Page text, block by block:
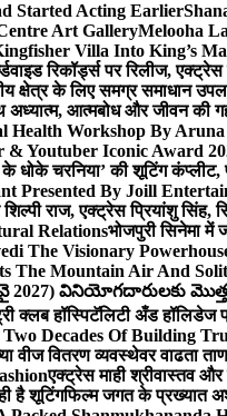
Started Acting Earlier
Art GalleryMelooha
Villa Into King’s
रिकॉर्ड्स पर रिलीज,
क्षेत्र के लिए समग्र समाधान
आत्मबोध और जीवन की
Health Workshop By
Youtuber Iconic Award
के धोके चरनिया’ की शूटिंग
Presented By Joill
राज, एक्ट्रेस प्रियांशु सिंह,
Relationsभोजपुरी सिनेमा में
The Visionary
The Mountain Air And
2027) వినియోగదారులకు
क्लब हॉस्पिटॅलिटी अँड हॉलिडेज
Decades Of Building
वीज वितरण व्यवस्थेवर वाढता
एक्ट्रेस माही श्रीवास्तव
है शूटिंगफिल्म जगत के प्रख्यात